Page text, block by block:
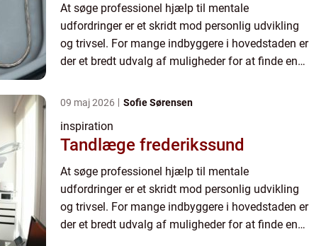
At søge professionel hjælp til mentale
udfordringer er et skridt mod personlig udvikling
og trivsel. For mange indbyggere i hovedstaden er
der et bredt udvalg af muligheder for at finde en
09 maj 2026 Sofie Sørensen
inspiration
Tandlæge frederikssund
At søge professionel hjælp til mentale
udfordringer er et skridt mod personlig udvikling
og trivsel. For mange indbyggere i hovedstaden er
der et bredt udvalg af muligheder for at finde en